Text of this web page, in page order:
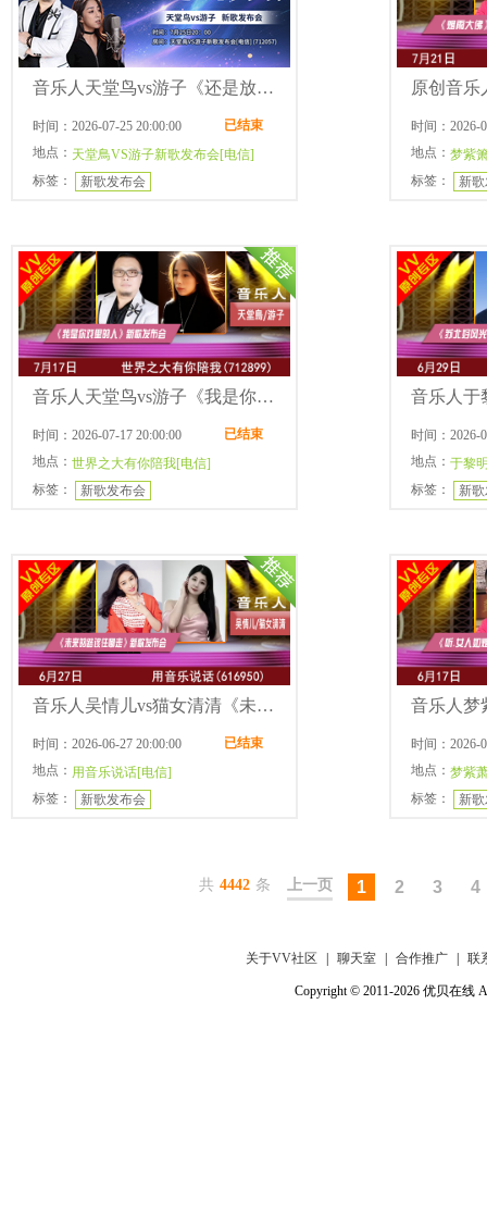
音乐人天堂鸟vs游子《还是放不下你》新歌发布会
时间：2026-07-25 20:00:00
地点： 天堂鳥VS游子新歌发布会[电信]
标签：
新歌发布会
已结束
时间：2026-
地点： 梦紫
标签：
新
音乐人天堂鸟vs游子《我是你戏里的人》新歌发布会
时间：2026-07-17 20:00:00
地点： 世界之大有你陪我[电信]
标签：
新歌发布会
已结束
时间：2026-
地点： 于黎
标签：
新
音乐人吴情儿vs猫女清清《未来的路该往哪走》新歌发布会
时间：2026-06-27 20:00:00
地点： 用音乐说话[电信]
标签：
新歌发布会
已结束
时间：2026-
地点： 梦紫
标签：
新
共 4442 条 上一页 1 2 3 4
关于VV社区 聊天室 合作推广 联
Copyright © 2011-2026 优贝在线